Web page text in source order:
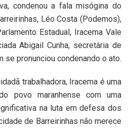
condenou a fala misógina do
Léo Costa (Podemos),
Estadual, Iracema Vale
Abigail Cunha, secretária de
se pronunciou condenando o ato.
trabalhadora, Iracema é uma
povo maranhense com uma
na luta em defesa dos
de Barreirinhas não merece